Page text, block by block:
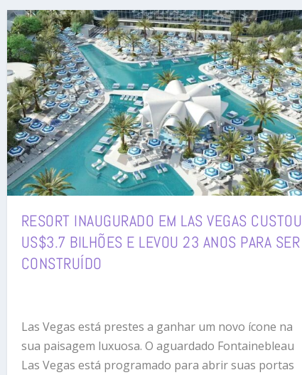
RESORT INAUGURADO EM LAS VEGAS CUSTOU
US$3.7 BILHÕES E LEVOU 23 ANOS PARA SER
CONSTRUÍDO
Las Vegas está prestes a ganhar um novo ícone na
sua paisagem luxuosa. O aguardado Fontainebleau
Las Vegas está programado para abrir suas portas